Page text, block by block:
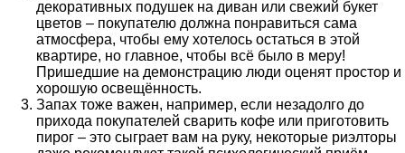
декоративных подушек на диван или свежий букет
цветов – покупателю должна понравиться сама
атмосфера, чтобы ему хотелось остаться в этой
квартире, но главное, чтобы всё было в меру!
Пришедшие на демонстрацию люди оценят простор и
хорошую освещённость.
Запах тоже важен, например, если незадолго до
прихода покупателей сварить кофе или приготовить
пирог – это сыграет вам на руку, некоторые риэлторы